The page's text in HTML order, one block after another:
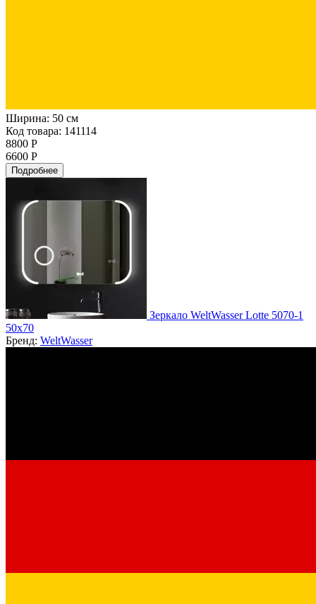
Ширина: 50 см
Код товара: 141114
8800 Р
6600 Р
Подробнее
Зеркало WeltWasser Lotte 5070-1
50х70
Бренд: WeltWasser